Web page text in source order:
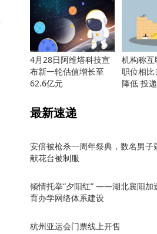
4月28日阿维塔科技宣
布新一轮估值增长至
62.6亿元
机构称
职位相
降低 投
最新速递
安倍被枪杀一周年祭典，数名男子
献花台被制服
倾情托举“夕阳红” ——湖北襄阳加
育办学网络体系建设
杭州亚运会门票线上开售